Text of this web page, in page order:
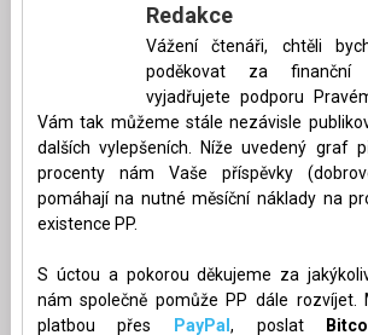
Redakce
Vážení čtenáři, chtěli
poděkovat za finanční
vyjadřujete podporu
Vám tak můžeme stále nezávisle
dalších vylepšeních. Níže uvedený graf
procenty nám Vaše příspěvky
pomáhají na nutné měsíční náklady na
existence PP.
S úctou a pokorou děkujeme za
nám společně pomůže PP dále rozvíjet.
platbou přes
PayPal , poslat